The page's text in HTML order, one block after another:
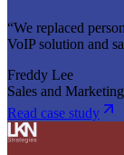
“We replaced
VoIP solution and
Freddy Lee
Sales and
Read case study